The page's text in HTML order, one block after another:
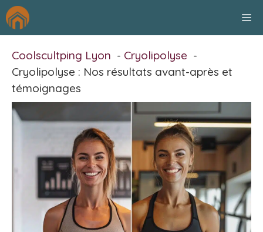
Aller
au
Coolscultping Lyon
Cryolipolyse
Cryolipolyse : Nos résultats avant-après et
témoignages